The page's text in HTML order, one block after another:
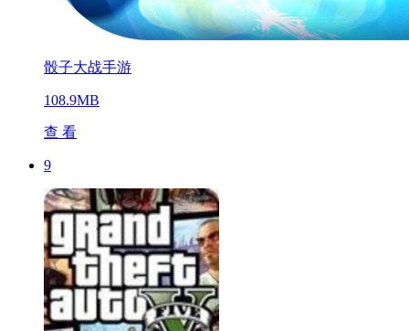
骰子大战手游
108.9MB
查 看
9